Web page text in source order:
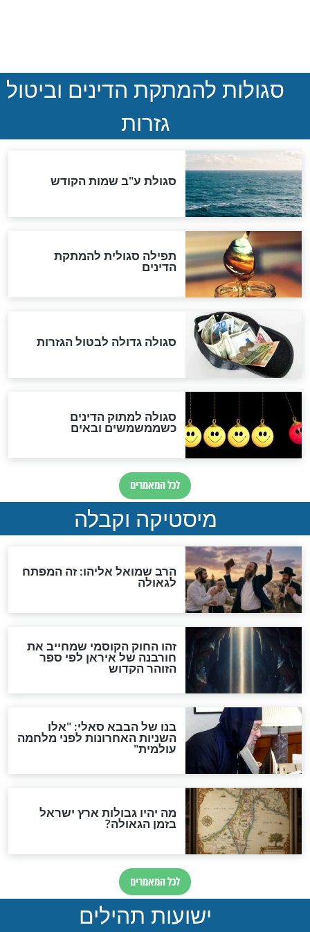
סימני שאלה
המסמך האבוד שנחשף
במרתפי מוסקבה: כתב היד
הנדיר של הרשב"ם התגלה
"מודה לקב"ה על כל השנים"
לכל המאמרים
אחרית הימים
האם אפשר לחשב את הקץ?
מה יהיה בימות המשיח?
"לפני הגאולה תהיה אפיקורסות
והכחשה גדולה מאוד של
האמונה"
האם לאחר בוא המשיח יהיה
אפשר לחזור בתשובה?
לכל המאמרים